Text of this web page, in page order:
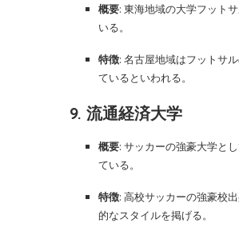
概要: 東海地域の大学フット
いる。
特徴: 名古屋地域はフットサ
ているといわれる。
9. 流通経済大学
概要: サッカーの強豪大学と
ている。
特徴: 高校サッカーの強豪校
的なスタイルを掲げる。